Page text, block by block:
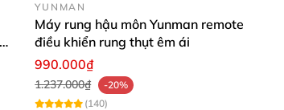
YUNMAN
Máy rung hậu môn Yunman remote
điều khiển rung thụt êm ái
990.000₫
1.237.000₫
-20%
(140)